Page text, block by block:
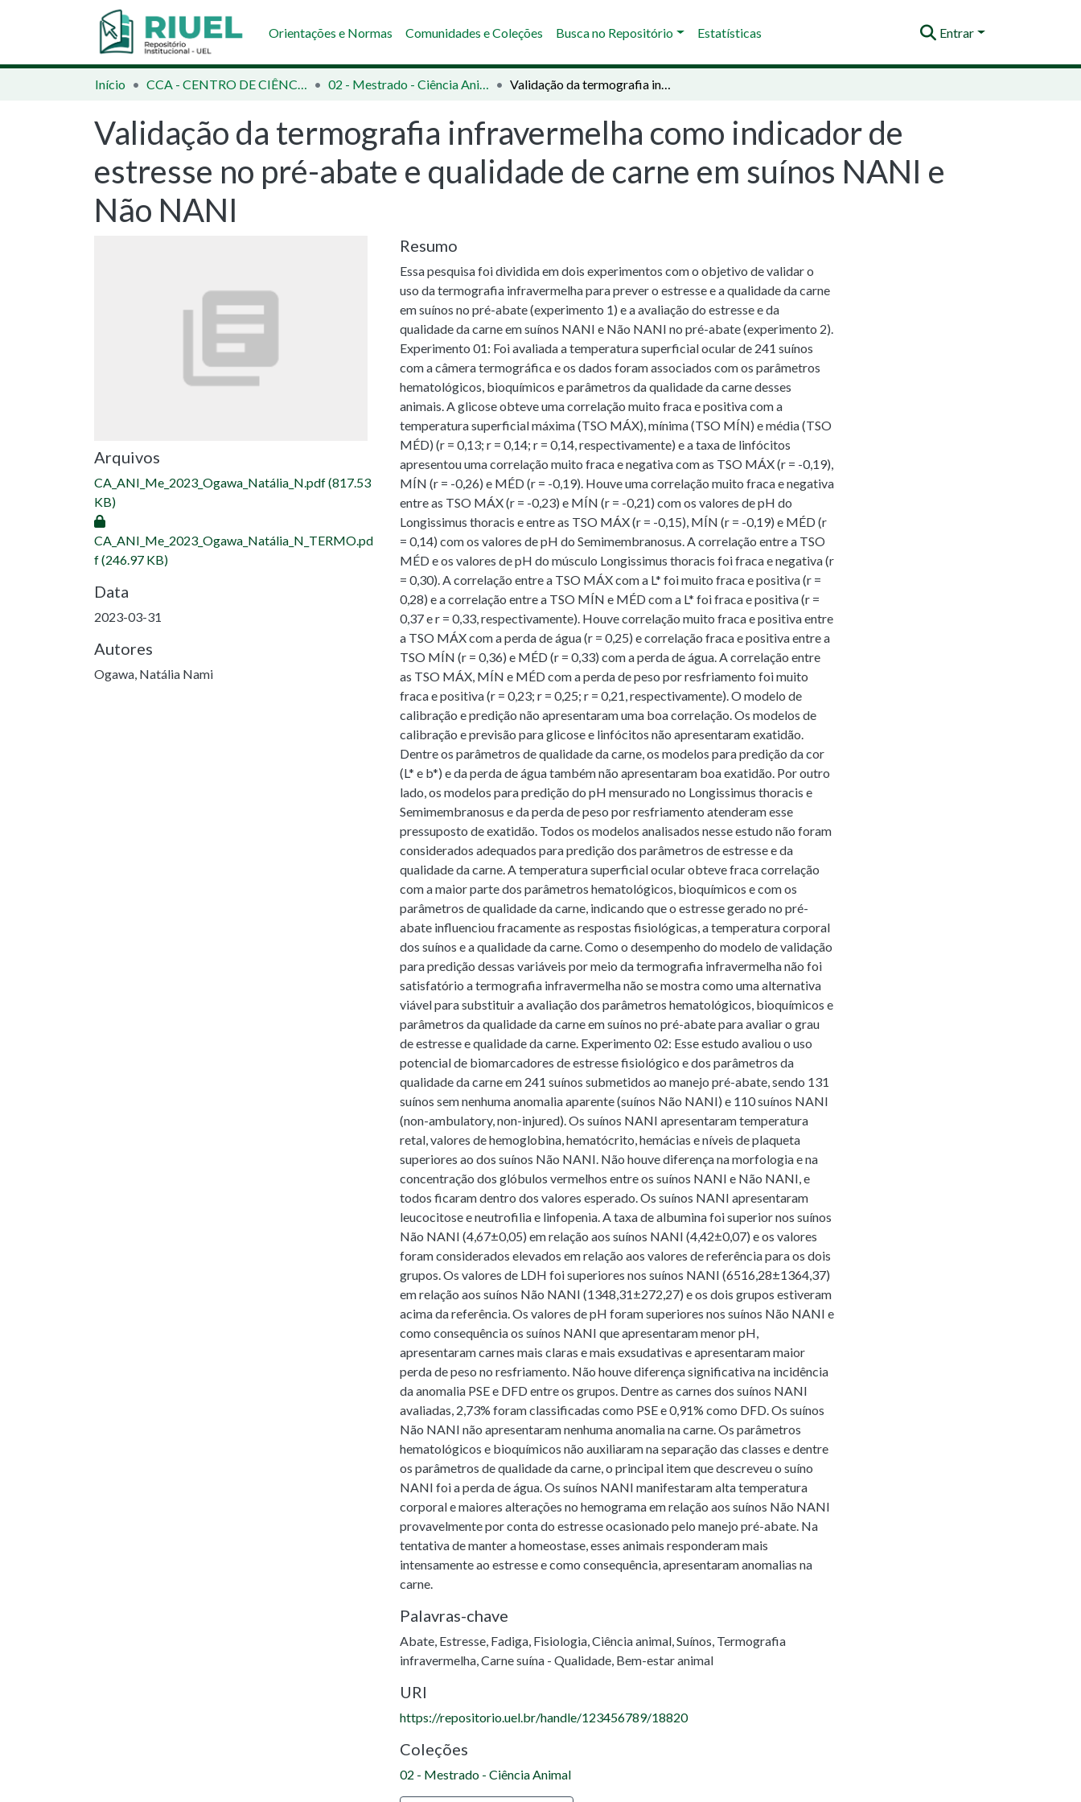
Orientações e Normas Comunidades e Coleções Busca no Repositório Estatísticas Entrar
Início CCA - CENTRO DE CIÊNCIAS AGRÁRIAS 02 - Mestrado - Ciência Animal Validação da termografia infravermelha como indicador de estresse no pré-abate e qualidade de carne em suínos NANI e Não NANI
Validação da termografia infravermelha como indicador de
estresse no pré-abate e qualidade de carne em suínos NANI e
Não NANI
Arquivos
CA_ANI_Me_2023_Ogawa_Natália_N.pdf(817.53
KB)
CA_ANI_Me_2023_Ogawa_Natália_N_TERMO.pd
f(246.97 KB)
Data
2023-03-31
Autores
Ogawa, Natália Nami
Resumo
Essa pesquisa foi dividida em dois experimentos com o objetivo de validar o
uso da termografia infravermelha para prever o estresse e a qualidade da carne
em suínos no pré-abate (experimento 1) e a avaliação do estresse e da
qualidade da carne em suínos NANI e Não NANI no pré-abate (experimento 2).
Experimento 01: Foi avaliada a temperatura superficial ocular de 241 suínos
com a câmera termográfica e os dados foram associados com os parâmetros
hematológicos, bioquímicos e parâmetros da qualidade da carne desses
animais. A glicose obteve uma correlação muito fraca e positiva com a
temperatura superficial máxima (TSO MÁX), mínima (TSO MÍN) e média (TSO
MÉD) (r = 0,13; r = 0,14; r = 0,14, respectivamente) e a taxa de linfócitos
apresentou uma correlação muito fraca e negativa com as TSO MÁX (r = -0,19),
MÍN (r = -0,26) e MÉD (r = -0,19). Houve uma correlação muito fraca e negativa
entre as TSO MÁX (r = -0,23) e MÍN (r = -0,21) com os valores de pH do
Longissimus thoracis e entre as TSO MÁX (r = -0,15), MÍN (r = -0,19) e MÉD (r
= 0,14) com os valores de pH do Semimembranosus. A correlação entre a TSO
MÉD e os valores de pH do músculo Longissimus thoracis foi fraca e negativa (r
= 0,30). A correlação entre a TSO MÁX com a L* foi muito fraca e positiva (r =
0,28) e a correlação entre a TSO MÍN e MÉD com a L* foi fraca e positiva (r =
0,37 e r = 0,33, respectivamente). Houve correlação muito fraca e positiva entre
a TSO MÁX com a perda de água (r = 0,25) e correlação fraca e positiva entre a
TSO MÍN (r = 0,36) e MÉD (r = 0,33) com a perda de água. A correlação entre
as TSO MÁX, MÍN e MÉD com a perda de peso por resfriamento foi muito
fraca e positiva (r = 0,23; r = 0,25; r = 0,21, respectivamente). O modelo de
calibração e predição não apresentaram uma boa correlação. Os modelos de
calibração e previsão para glicose e linfócitos não apresentaram exatidão.
Dentre os parâmetros de qualidade da carne, os modelos para predição da cor
(L* e b*) e da perda de água também não apresentaram boa exatidão. Por outro
lado, os modelos para predição do pH mensurado no Longissimus thoracis e
Semimembranosus e da perda de peso por resfriamento atenderam esse
pressuposto de exatidão. Todos os modelos analisados nesse estudo não foram
considerados adequados para predição dos parâmetros de estresse e da
qualidade da carne. A temperatura superficial ocular obteve fraca correlação
com a maior parte dos parâmetros hematológicos, bioquímicos e com os
parâmetros de qualidade da carne, indicando que o estresse gerado no pré-
abate influenciou fracamente as respostas fisiológicas, a temperatura corporal
dos suínos e a qualidade da carne. Como o desempenho do modelo de validação
para predição dessas variáveis por meio da termografia infravermelha não foi
satisfatório a termografia infravermelha não se mostra como uma alternativa
viável para substituir a avaliação dos parâmetros hematológicos, bioquímicos e
parâmetros da qualidade da carne em suínos no pré-abate para avaliar o grau
de estresse e qualidade da carne. Experimento 02: Esse estudo avaliou o uso
potencial de biomarcadores de estresse fisiológico e dos parâmetros da
qualidade da carne em 241 suínos submetidos ao manejo pré-abate, sendo 131
suínos sem nenhuma anomalia aparente (suínos Não NANI) e 110 suínos NANI
(non-ambulatory, non-injured). Os suínos NANI apresentaram temperatura
retal, valores de hemoglobina, hematócrito, hemácias e níveis de plaqueta
superiores ao dos suínos Não NANI. Não houve diferença na morfologia e na
concentração dos glóbulos vermelhos entre os suínos NANI e Não NANI, e
todos ficaram dentro dos valores esperado. Os suínos NANI apresentaram
leucocitose e neutrofilia e linfopenia. A taxa de albumina foi superior nos suínos
Não NANI (4,67±0,05) em relação aos suínos NANI (4,42±0,07) e os valores
foram considerados elevados em relação aos valores de referência para os dois
grupos. Os valores de LDH foi superiores nos suínos NANI (6516,28±1364,37)
em relação aos suínos Não NANI (1348,31±272,27) e os dois grupos estiveram
acima da referência. Os valores de pH foram superiores nos suínos Não NANI e
como consequência os suínos NANI que apresentaram menor pH,
apresentaram carnes mais claras e mais exsudativas e apresentaram maior
perda de peso no resfriamento. Não houve diferença significativa na incidência
da anomalia PSE e DFD entre os grupos. Dentre as carnes dos suínos NANI
avaliadas, 2,73% foram classificadas como PSE e 0,91% como DFD. Os suínos
Não NANI não apresentaram nenhuma anomalia na carne. Os parâmetros
hematológicos e bioquímicos não auxiliaram na separação das classes e dentre
os parâmetros de qualidade da carne, o principal item que descreveu o suíno
NANI foi a perda de água. Os suínos NANI manifestaram alta temperatura
corporal e maiores alterações no hemograma em relação aos suínos Não NANI
provavelmente por conta do estresse ocasionado pelo manejo pré-abate. Na
tentativa de manter a homeostase, esses animais responderam mais
intensamente ao estresse e como consequência, apresentaram anomalias na
carne.
Palavras-chave
Abate, Estresse, Fadiga, Fisiologia,Ciência animal,Suínos, Termografia
infravermelha,Carne suína - Qualidade, Bem-estar animal
URI
https://repositorio.uel.br/handle/123456789/18820
Coleções
02 - Mestrado - Ciência Animal